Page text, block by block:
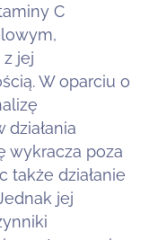
C
jej
W oparciu o
wykracza poza
także działanie
jej